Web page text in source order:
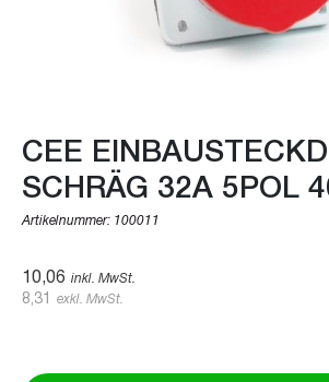
CEE
SCHRÄG 32A 5POL
Artikelnummer: 100011
10,06 inkl. MwSt.
8,31 exkl. MwSt.